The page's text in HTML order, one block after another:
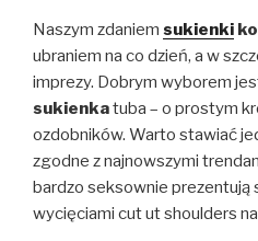
Naszym zdaniem sukienki
ubraniem na co dzień, a w
imprezy. Dobrym wyborem
sukienkatuba – o prostym
ozdobników. Warto stawiać
zgodne z najnowszymi
bardzo seksownie prezentują
wycięciami cut ut shoulders